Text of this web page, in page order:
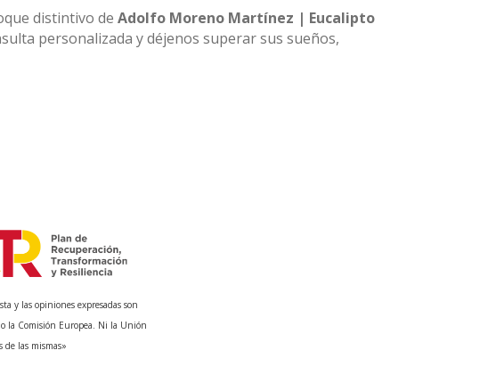
distintivo de Adolfo Moreno Martínez | Eucalipto
personalizada y déjenos superar sus sueños,
y las opiniones expresadas son
la Comisión Europea. Ni la Unión
de las mismas»